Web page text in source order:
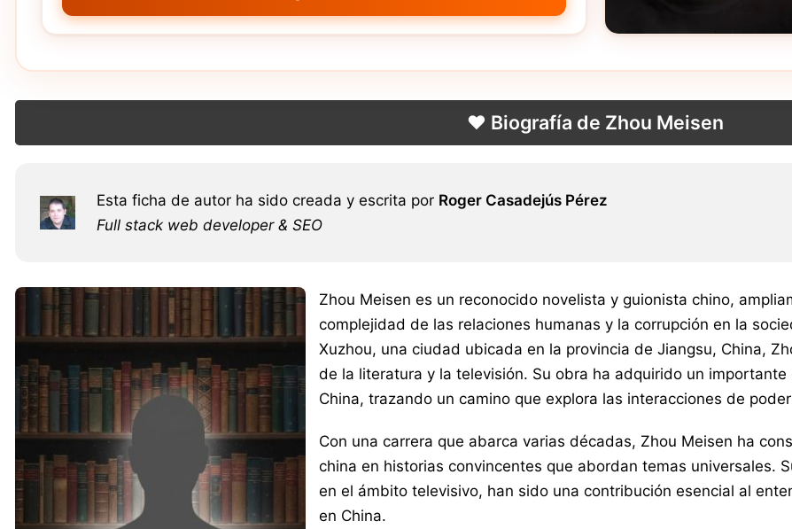
❤️ Biografía de Zhou Meisen
Esta ficha de autor ha sido creada y escrita por Roger Casadejús Pérez
Full stack web developer & SEO
Zhou Meisen es un reconocido novelista y guionista chino,
complejidad de las relaciones humanas y la corrupción en la
Xuzhou, una ciudad ubicada en la provincia de Jiangsu, China,
de la literatura y la televisión. Su obra ha adquirido un
China, trazando un camino que explora las interacciones de
Con una carrera que abarca varias décadas, Zhou Meisen ha
china en historias convincentes que abordan temas universales.
en el ámbito televisivo, han sido una contribución esencial al
en China.